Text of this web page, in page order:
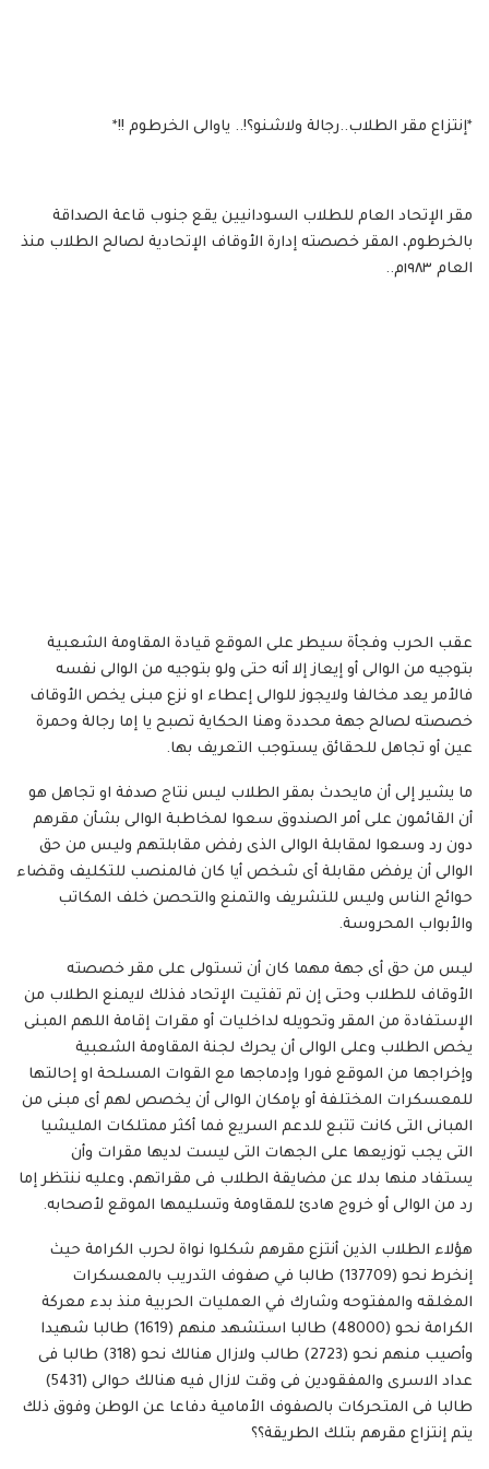
*إنتزاع مقر الطلاب..رجالة ولاشنو؟!.. ياوالى الخرطوم !!*
مقر الإتحاد العام للطلاب السودانيين يقع جنوب قاعة الصداقة
بالخرطوم، المقر خصصته إدارة الأوقاف الإتحادية لصالح الطلاب منذ
العام ١٩٨٣م..
عقب الحرب وفجأة سيطر على الموقع قيادة المقاومة الشعبية
بتوجيه من الوالى أو إيعاز إلا أنه حتى ولو بتوجيه من الوالى نفسه
فالأمر يعد مخالفا ولايجوز للوالى إعطاء او نزع مبنى يخص الأوقاف
خصصته لصالح جهة محددة وهنا الحكاية تصبح يا إما رجالة وحمرة
عين أو تجاهل للحقائق يستوجب التعريف بها.
ما يشير إلى أن مايحدث بمقر الطلاب ليس نتاج صدفة او تجاهل هو
أن القائمون على أمر الصندوق سعوا لمخاطبة الوالى بشأن مقرهم
دون رد وسعوا لمقابلة الوالى الذى رفض مقابلتهم وليس من حق
الوالى أن يرفض مقابلة أى شخص أيا كان فالمنصب للتكليف وقضاء
حوائج الناس وليس للتشريف والتمنع والتحصن خلف المكاتب
والأبواب المحروسة.
ليس من حق أى جهة مهما كان أن تستولى على مقر خصصته
الأوقاف للطلاب وحتى إن تم تفتيت الإتحاد فذلك لايمنع الطلاب من
الإستفادة من المقر وتحويله لداخليات أو مقرات إقامة اللهم المبنى
يخص الطلاب وعلى الوالى أن يحرك لجنة المقاومة الشعبية
وإخراجها من الموقع فورا وإدماجها مع القوات المسلحة او إحالتها
للمعسكرات المختلفة أو بإمكان الوالى أن يخصص لهم أى مبنى من
المبانى التى كانت تتبع للدعم السريع فما أكثر ممتلكات المليشيا
التى يجب توزيعها على الجهات التى ليست لديها مقرات وأن
يستفاد منها بدلا عن مضايقة الطلاب فى مقراتهم، وعليه ننتظر إما
رد من الوالى أو خروج هادئ للمقاومة وتسليمها الموقع لأصحابه.
هؤلاء الطلاب الذين أنتزع مقرهم شكلوا نواة لحرب الكرامة حيث
إنخرط نحو (137709) طالبا في صفوف التدريب بالمعسكرات
المغلقه والمفتوحه وشارك في العمليات الحربية منذ بدء معركة
الكرامة نحو (48000) طالبا استشهد منهم (1619) طالبا شهيدا
وأصيب منهم نحو (2723) طالب ولازال هنالك نحو (318) طالبا فى
عداد الاسرى والمفقودين فى وقت لازال فيه هنالك حوالى (5431)
طالبا فى المتحركات بالصفوف الأمامية دفاعا عن الوطن وفوق ذلك
يتم إنتزاع مقرهم بتلك الطريقة؟؟